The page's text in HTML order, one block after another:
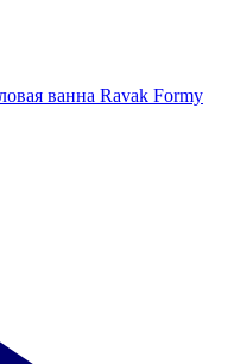
ванна Ravak Formy